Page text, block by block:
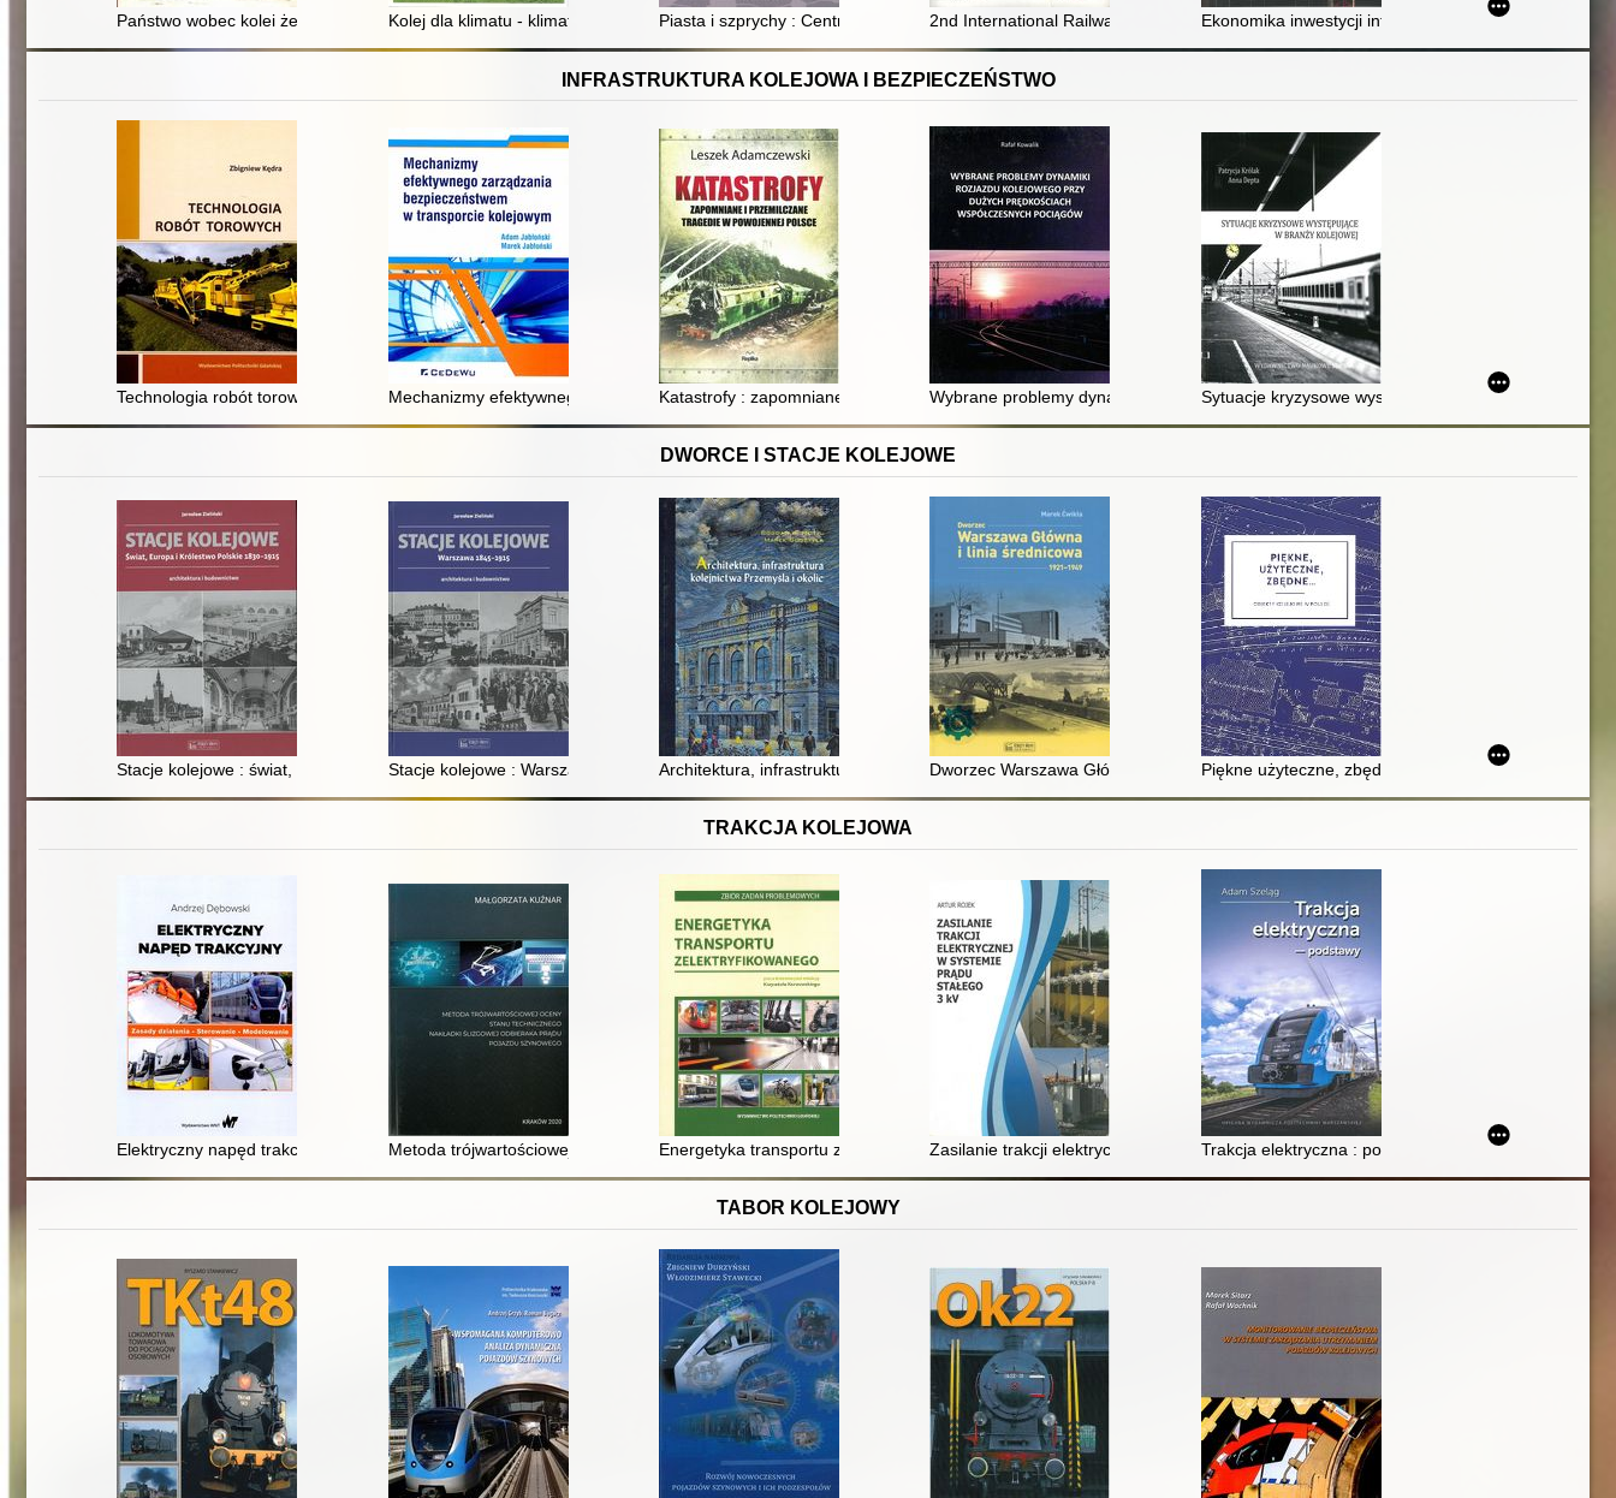
Państwo wobec kolei żelaznych w PolsceKolej dla klimatu - klimat dla kolei : polityka transportowa a ekologiaPiasta i szprychy : Centralny Port Komunikacyjny, lotnictwo, kolej i nasza przyszłość
2nd International Railway Symposium & Railway Trade Exhibition. vol. 2
Ekonomika inwestycji infrastrukturalnych i
INFRASTRUKTURA KOLEJOWA I BEZPIECZEŃSTWO
Technologia robót torowych Mechanizmy efektywnego zarządzania bezpieczeństwem w transporcie kolejowym
Katastrofy : zapomniane i przemilczane tragedie w powojennej PolsceWybrane problemy dynamiki rozjazdu kolejowego przy dużych prędkościach
Sytuacje kryzysowe występujące w branży kolejowej
DWORCE I STACJE KOLEJOWE
Stacje kolejowe : świat, Europa i Królestwo Polskie 1830-1915 : architektura i budownictwo
Stacje kolejowe : Warszawa 1845-1915 : architektura i budownictwo
Architektura, infrastruktura kolejnictwa Przemyśla i okolicDworzec Warszawa Główna i linia średnicowa : 1921-1949Piękne użyteczne, zbędne... : obiekty kolejowe w
TRAKCJA KOLEJOWA
Elektryczny napęd trakcyjny : zasady działania, sterowanie, modelowanie
Metoda trójwartościowej oceny stanu technicznego nakładki ślizgowej obieraka prądu pojazdu szynowego
Energetyka transportu zelektryfikowanego : zbiór zadań problemowych
Zasilanie trakcji elektrycznej w systemie prądu stałego 3 kV
Trakcja elektryczna : podstawy
TABOR KOLEJOWY